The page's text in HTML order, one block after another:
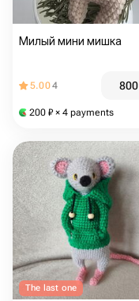
Милый мини мишка
5.004 800
200 ₽ × 4 payments
The last one